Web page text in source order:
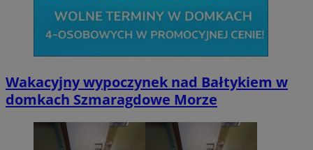
Wakacyjny wypoczynek nad Bałtykiem w
domkach Szmaragdowe Morze